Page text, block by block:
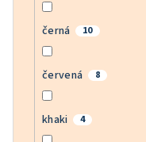
černá 10
červená 8
khaki 4